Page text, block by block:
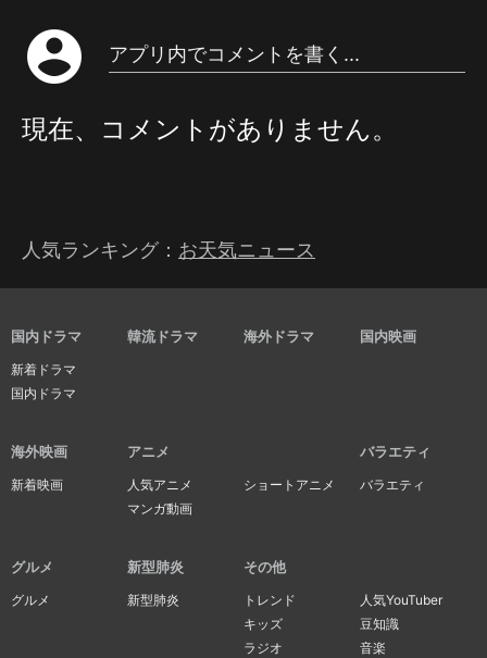
account_circle アプリ内でコメントを書く...
現在、コメントがありません。
人気ランキング： お天気ニュース
国内ドラマ
新着ドラマ
国内ドラマ
韓流ドラマ 海外ドラマ 国内映画
海外映画
新着映画
アニメ
人気アニメ
ショートアニメ
マンガ動画
バラエティ
バラエティ
グルメ
グルメ
新型肺炎
新型肺炎
その他
トレンド
人気YouTuber
キッズ
豆知識
ラジオ
音楽